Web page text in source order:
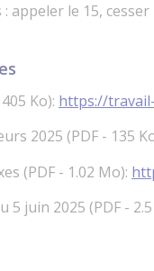
: appeler le 15,
Ko): https://
2025 (PDF - 135
(PDF - 1.02 Mo):
5 juin 2025 (PDF -